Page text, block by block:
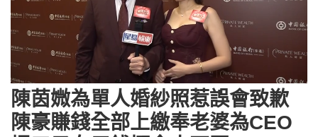
UnmuteLoaded
6.16%
陳茵媺為單人婚紗照惹誤會致歉
陳豪賺錢全部上繳奉老婆為CEO